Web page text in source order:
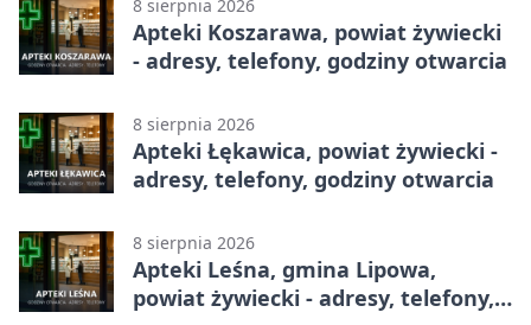
8 sierpnia 2026
Apteki Koszarawa, powiat żywiecki
- adresy, telefony, godziny otwarcia
8 sierpnia 2026
Apteki Łękawica, powiat żywiecki -
adresy, telefony, godziny otwarcia
8 sierpnia 2026
Apteki Leśna, gmina Lipowa,
powiat żywiecki - adresy, telefony,